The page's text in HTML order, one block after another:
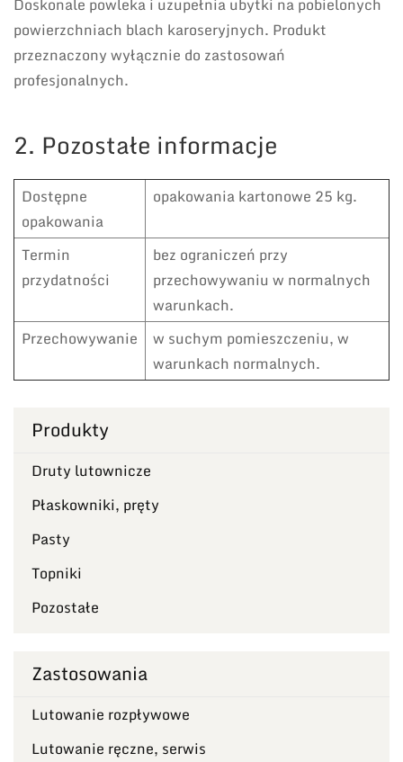
powierzchniach blach karoseryjnych. Produkt
przeznaczony wyłącznie do zastosowań
profesjonalnych.
2. Pozostałe informacje
Dostępne
opakowania
opakowania kartonowe 25 kg.
Termin
przydatności
bez ograniczeń przy
przechowywaniu w normalnych
warunkach.
Przechowywanie
w suchym pomieszczeniu, w
warunkach normalnych.
Produkty
Druty lutownicze
Płaskowniki, pręty
Pasty
Topniki
Pozostałe
Zastosowania
Lutowanie rozpływowe
Lutowanie ręczne, serwis